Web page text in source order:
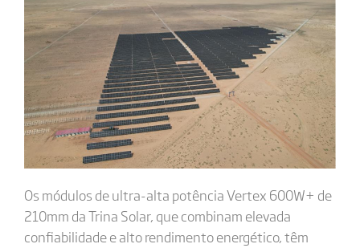
Os módulos de ultra-alta potência Vertex 600W+ de
210mm da Trina Solar, que combinam elevada
confiabilidade e alto rendimento energético, têm